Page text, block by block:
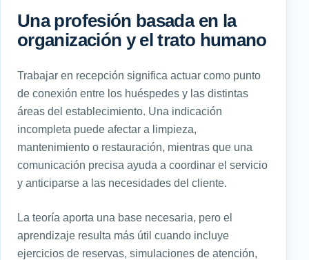
Una profesión basada en la
organización y el trato humano
Trabajar en recepción significa actuar como punto
de conexión entre los huéspedes y las distintas
áreas del establecimiento. Una indicación
incompleta puede afectar a limpieza,
mantenimiento o restauración, mientras que una
comunicación precisa ayuda a coordinar el servicio
y anticiparse a las necesidades del cliente.
La teoría aporta una base necesaria, pero el
aprendizaje resulta más útil cuando incluye
ejercicios de reservas, simulaciones de atención,